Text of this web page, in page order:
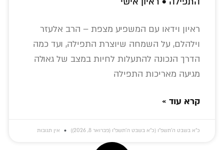
ראיון וידאו עם המשפיע מצפת – הרב אלעזר
וילהלם, על השמחה שיוצרת התפילה, ועד כמה
הדרך הנכונה להתעלות לחיות במצב של גאולה
מגיעה מאריכות התפילה
קרא עוד »
כ״א בשבט ה׳תשפ״ו (כ״א בשבט ה׳תשפ״ו (פברואר 8, 2026)) אין תגובות